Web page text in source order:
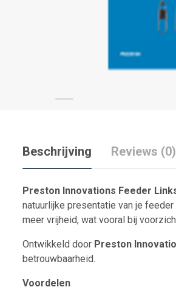
Beschrijving Reviews (0)
Preston Innovations Feeder
natuurlijke presentatie van je
meer vrijheid, wat vooral bij
Ontwikkeld door Preston
betrouwbaarheid.
Voordelen